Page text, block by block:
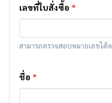
เลขที่ใบสั่งซื้อ *
สามารถตรวจสอบหมายเลขได้
ชื่อ *